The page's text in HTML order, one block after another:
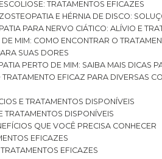
ESCOLIOSE: TRATAMENTOS EFICAZES
OSTEOPATIA E HÉRNIA DE DISCO:
PARA NERVO CIÁTICO: ALÍVIO E
DE MIM: COMO ENCONTRAR O
SUAS DORES
PERTO DE MIM: SAIBA MAIS DICAS
TRATAMENTO EFICAZ PARA DIVERSAS
E TRATAMENTOS DISPONÍVEIS
TRATAMENTOS DISPONÍVEIS
QUE VOCÊ PRECISA CONHECER
EFICAZES
EFICAZES